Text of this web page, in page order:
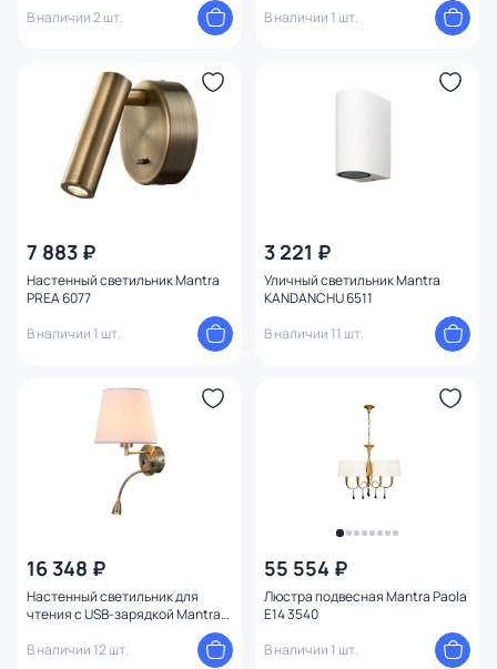
В наличии 2 шт.
В наличии 1 шт.
7 883 ₽
Настенный светильник Mantra
PREA 6077
В наличии 1 шт.
3 221 ₽
Уличный светильник Mantra
KANDANCHU 6511
В наличии 11 шт.
16 348 ₽
Настенный светильник для
чтения с USB-зарядкой Mantra
В наличии 12 шт.
55 554 ₽
Люстра подвесная Mantra Paola
E14 3540
В наличии 1 шт.